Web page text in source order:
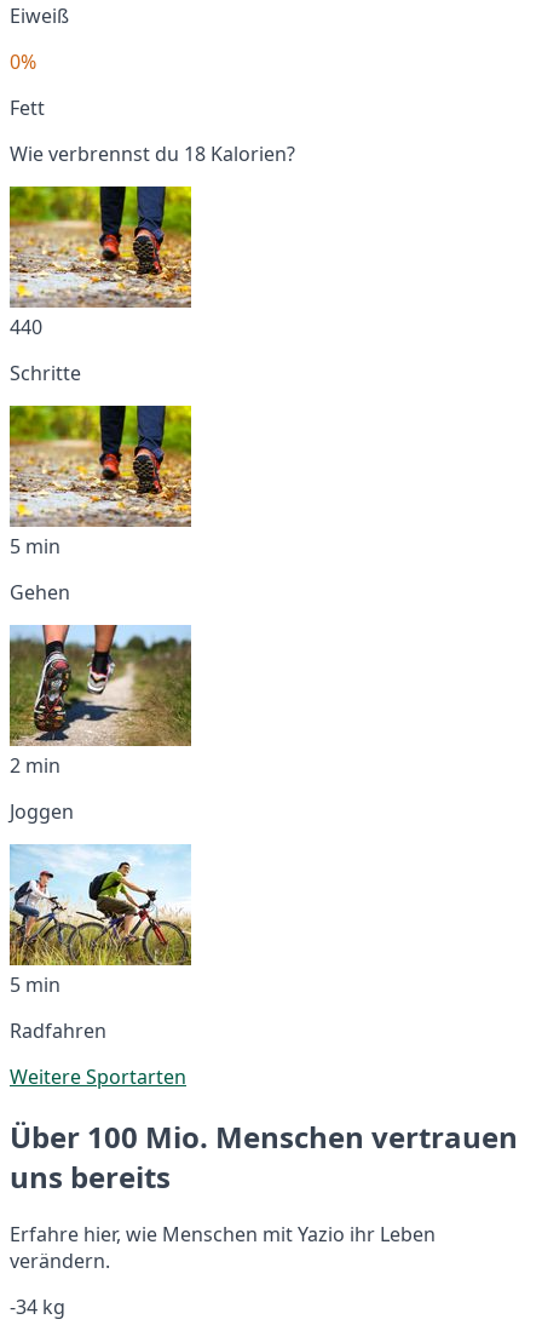
Eiweiß
0%
Fett
Wie verbrennst du 18 Kalorien?
440
Schritte
5 min
Gehen
2 min
Joggen
5 min
Radfahren
Weitere Sportarten
Über 100 Mio. Menschen vertrauen
uns bereits
Erfahre hier, wie Menschen mit Yazio ihr Leben
verändern.
-34 kg